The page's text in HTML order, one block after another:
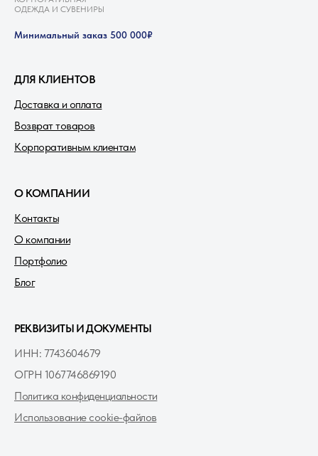
ОДЕЖДА И СУВЕНИРЫ
Минимальный заказ 500 000₽
Доставка и оплата
ДЛЯ КЛИЕНТОВ
Возврат товаров
Корпоративным клиентам
ИНН: 7743604679
О КОМПАНИИ
Портфолио
Блог
О компании
Контакты
ОГРН 1067746869190
РЕКВИЗИТЫ И ДОКУМЕНТЫ
Политика конфиденциальности
Использование cookie-файлов